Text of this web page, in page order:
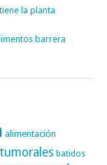
la planta
barrera
alimentación
batidos